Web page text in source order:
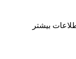
بیشتر